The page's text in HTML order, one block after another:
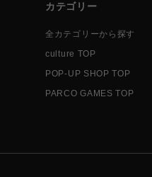
カテゴリー
全カテゴリーから探す
culture TOP
POP-UP SHOP TOP
PARCO GAMES TOP